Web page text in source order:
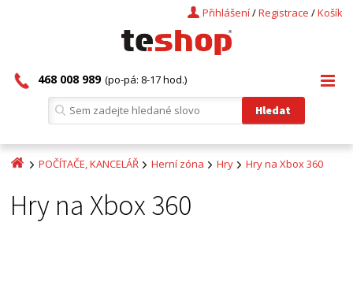
Košík
/
Registrace
/
Přihlášení
468 008 989 (po-pá: 8-17 hod.)
POČÍTAČE, KANCELÁŘ Herní zóna Hry Hry na Xbox 360
Hry na Xbox 360